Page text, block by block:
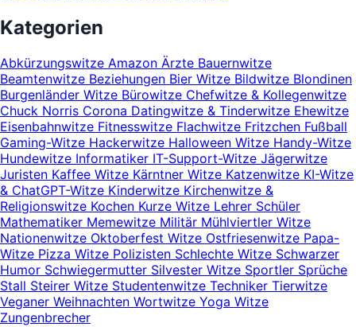
Kategorien
Abkürzungswitze Amazon Ärzte Bauernwitze
Beamtenwitze Beziehungen Bier Witze Bildwitze Blondinen
Burgenländer Witze Bürowitze Chefwitze & Kollegenwitze
Chuck Norris Corona Datingwitze & Tinderwitze Ehewitze
Eisenbahnwitze Fitnesswitze Flachwitze Fritzchen Fußball
Gaming-Witze Hackerwitze Halloween Witze Handy-Witze
Hundewitze Informatiker IT-Support-Witze Jägerwitze
Juristen Kaffee Witze Kärntner Witze Katzenwitze KI-Witze
& ChatGPT-Witze Kinderwitze Kirchenwitze &
Religionswitze Kochen Kurze Witze Lehrer Schüler
Mathematiker Memewitze Militär Mühlviertler Witze
Nationenwitze Oktoberfest Witze Ostfriesenwitze Papa-
Witze Pizza Witze Polizisten Schlechte Witze Schwarzer
Humor Schwiegermutter Silvester Witze Sportler Sprüche
Stall Steirer Witze Studentenwitze Techniker Tierwitze
Veganer Weihnachten Wortwitze Yoga Witze
Zungenbrecher